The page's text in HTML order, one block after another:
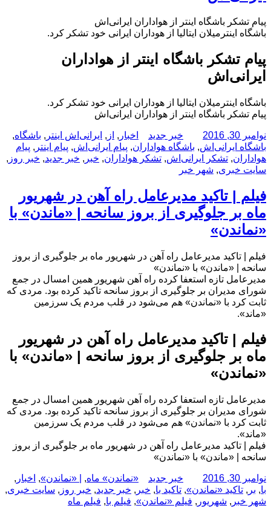
پیام تشکر باشگاه اینتر از هواداران ایرانی‌اش
باشگاه اینترمیلان ایتالیا از هوداران ایرانی خود تشکر کرد.
پیام تشکر باشگاه اینتر از هواداران
ایرانی‌اش
باشگاه اینترمیلان ایتالیا از هوداران ایرانی خود تشکر کرد.
پیام تشکر باشگاه اینتر از هواداران ایرانی‌اش
ارسال
شده
در
نوامبر 30, 2016 نویسنده
دسته‌ها
خبر جدید برچسب‌ها
اخبار , از , ایرانی‌اش اینتر , باشگاه,
باشگاه ایرانی‌اش, باشگاه هواداران, پیام ایرانی‌اش, پیام اینتر , پیام
هواداران, تشکر ایرانی‌اش, تشکر هواداران, خبر , خبر جدید, خبر روز ,
سایت خبری, شهر خبر
فیلم | تاکید مدیرعامل راه آهن در شهریور
ماه بر جلوگیری از بروز سانحه | «ماندن» با
«نماندن»
فیلم | تاکید مدیرعامل راه آهن در شهریور ماه بر جلوگیری از بروز
سانحه | «ماندن» با «نماندن»
مدیرعامل تازه استعفا کرده راه آهن شهریور همین امسال در جمع
شورای مدیران بر جلوگیری از بروز سانحه تاکید کرده بود. مردی که
ثابت کرد با «نماندن» هم می‌شود در قلب مردم یک سرزمین
«ماند».
فیلم | تاکید مدیرعامل راه آهن در شهریور
ماه بر جلوگیری از بروز سانحه | «ماندن» با
«نماندن»
مدیرعامل تازه استعفا کرده راه آهن شهریور همین امسال در جمع
شورای مدیران بر جلوگیری از بروز سانحه تاکید کرده بود. مردی که
ثابت کرد با «نماندن» هم می‌شود در قلب مردم یک سرزمین
«ماند».
فیلم | تاکید مدیرعامل راه آهن در شهریور ماه بر جلوگیری از بروز
سانحه | «ماندن» با «نماندن»
ارسال
شده
در
نوامبر 30, 2016 نویسنده
دسته‌ها
خبر جدید برچسب‌ها
«نماندن» ماه, | «نماندن», اخبار ,
با, بر , تاکید «نماندن», تاکید با, خبر , خبر جدید, خبر روز , سایت خبری,
شهر خبر , شهریور , فیلم «نماندن», فیلم با, فیلم ماه